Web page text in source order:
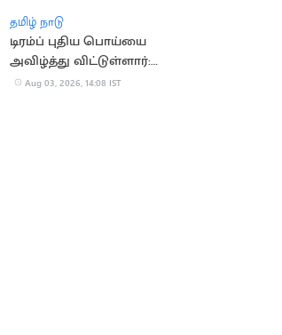
தமிழ் நாடு
டிரம்ப் புதிய பொய்யை
அவிழ்த்து விட்டுள்ளார்:
ஈரானிய ஊடகங்கள்
Aug 03, 2026, 14:08 IST